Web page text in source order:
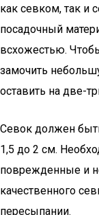
как севком, так и
посадочный
всхожестью.
замочить
оставить на две-
Севок должен
1,5 до 2 см.
поврежденные и
качественного
пересыпании.